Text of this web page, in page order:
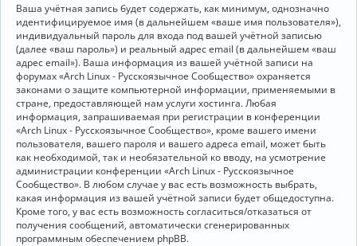
Ваша учётная запись будет содержать, как минимум, однозначно
идентифицируемое имя (в дальнейшем «ваше имя пользователя»),
индивидуальный пароль для входа под вашей учётной записью
(далее «ваш пароль») и реальный адрес email (в дальнейшем «ваш
адрес email»). Ваша информация из вашей учётной записи на
форумах «Arch Linux - Русскоязычное Сообщество» охраняется
законами о защите компьютерной информации, применяемыми в
стране, предоставляющей нам услуги хостинга. Любая
информация, запрашиваемая при регистрации в конференции
«Arch Linux - Русскоязычное Сообщество», кроме вашего имени
пользователя, вашего пароля и вашего адреса email, может быть
как необходимой, так и необязательной ко вводу, на усмотрение
администрации конференции «Arch Linux - Русскоязычное
Сообщество». В любом случае у вас есть возможность выбрать,
какая информация из вашей учётной записи будет общедоступна.
Кроме того, у вас есть возможность согласиться/отказаться от
получения сообщений, автоматически сгенерированных
программным обеспечением phpBB.